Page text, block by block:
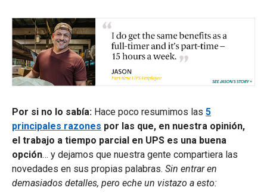
Por si no lo sabía: Hace poco resumimos las 5
principales razones por las que, en nuestra opinión,
el trabajo a tiempo parcial en UPS es una buena
opción… y dejamos que nuestra gente compartiera las
novedades en sus propias palabras. Sin entrar en
demasiados detalles, pero eche un vistazo a esto: